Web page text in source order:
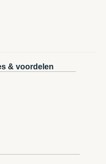
& voordelen